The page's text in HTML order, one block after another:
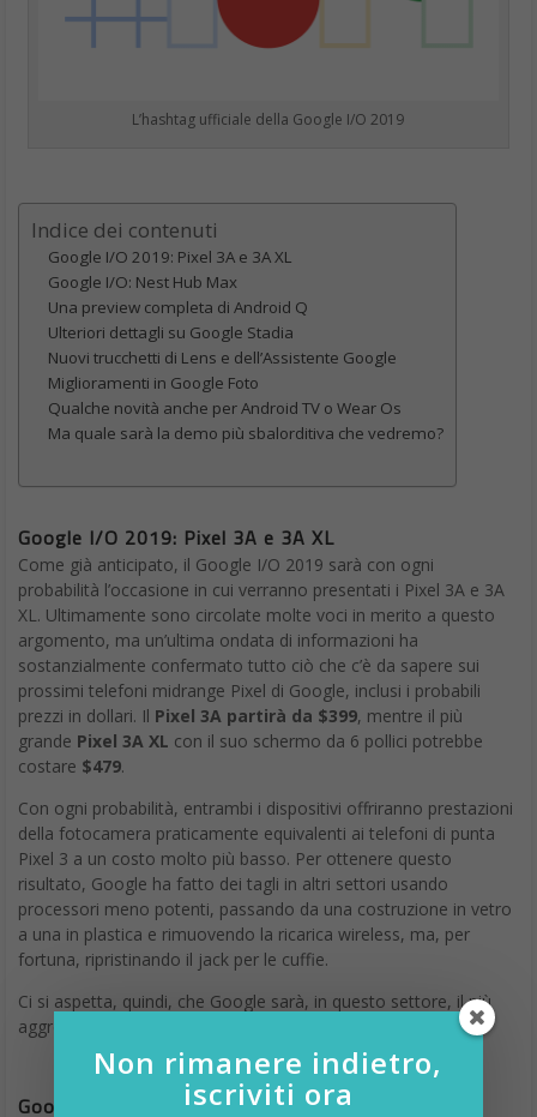
L’hashtag ufficiale della Google I/O 2019
Indice dei contenuti
Google I/O 2019: Pixel 3A e 3A XL
Google I/O: Nest Hub Max
Una preview completa di Android Q
Ulteriori dettagli su Google Stadia
Nuovi trucchetti di Lens e dell’Assistente Google
Miglioramenti in Google Foto
Qualche novità anche per Android TV o Wear Os
Ma quale sarà la demo più sbalorditiva che vedremo?
Google I/O 2019: Pixel 3A e 3A XL
Come già anticipato, il Google I/O 2019 sarà con ogni
probabilità l’occasione in cui verranno presentati i Pixel 3A e 3A
XL. Ultimamente sono circolate molte voci in merito a questo
argomento, ma un’ultima ondata di informazioni ha
sostanzialmente confermato tutto ciò che c’è da sapere sui
prossimi telefoni midrange Pixel di Google, inclusi i probabili
prezzi in dollari. Il Pixel 3A partirà da $399, mentre il più
grande Pixel 3A XL con il suo schermo da 6 pollici potrebbe
costare $479.
Con ogni probabilità, entrambi i dispositivi offriranno prestazioni
della fotocamera praticamente equivalenti ai telefoni di punta
Pixel 3 a un costo molto più basso. Per ottenere questo
risultato, Google ha fatto dei tagli in altri settori usando
processori meno potenti, passando da una costruzione in vetro
a una in plastica e rimuovendo la ricarica wireless, ma, per
fortuna, ripristinando il jack per le cuffie.
Ci si aspetta, quindi, che Google sarà, in questo settore, il più
aggressivo che mai in fatto di prezzi.
Google I/O: Nest Hub Max
Non rimanere indietro,
iscriviti ora